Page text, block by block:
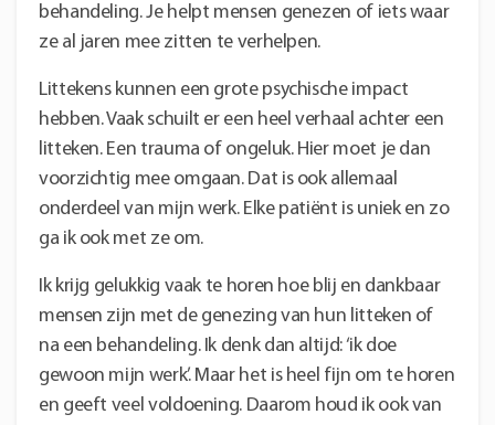
behandeling. Je helpt mensen genezen of iets waar
ze al jaren mee zitten te verhelpen.
Littekens kunnen een grote psychische impact
hebben. Vaak schuilt er een heel verhaal achter een
litteken. Een trauma of ongeluk. Hier moet je dan
voorzichtig mee omgaan. Dat is ook allemaal
onderdeel van mijn werk. Elke patiënt is uniek en zo
ga ik ook met ze om.
Ik krijg gelukkig vaak te horen hoe blij en dankbaar
mensen zijn met de genezing van hun litteken of
na een behandeling. Ik denk dan altijd: ‘ik doe
gewoon mijn werk’. Maar het is heel fijn om te horen
en geeft veel voldoening. Daarom houd ik ook van